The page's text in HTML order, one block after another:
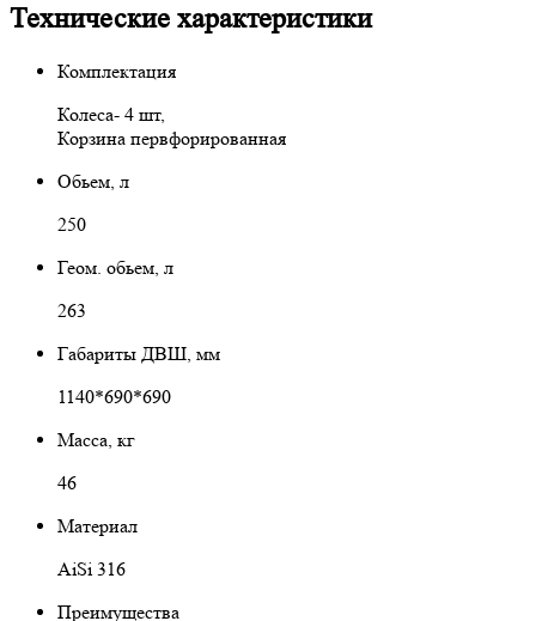
Технические характеристики
Комплектация
Колеса- 4 шт,
Корзина первфорированная
Обьем, л
250
Геом. обьем, л
263
Габариты ДВШ, мм
1140*690*690
Масса, кг
46
Материал
AiSi 316
Преимущества